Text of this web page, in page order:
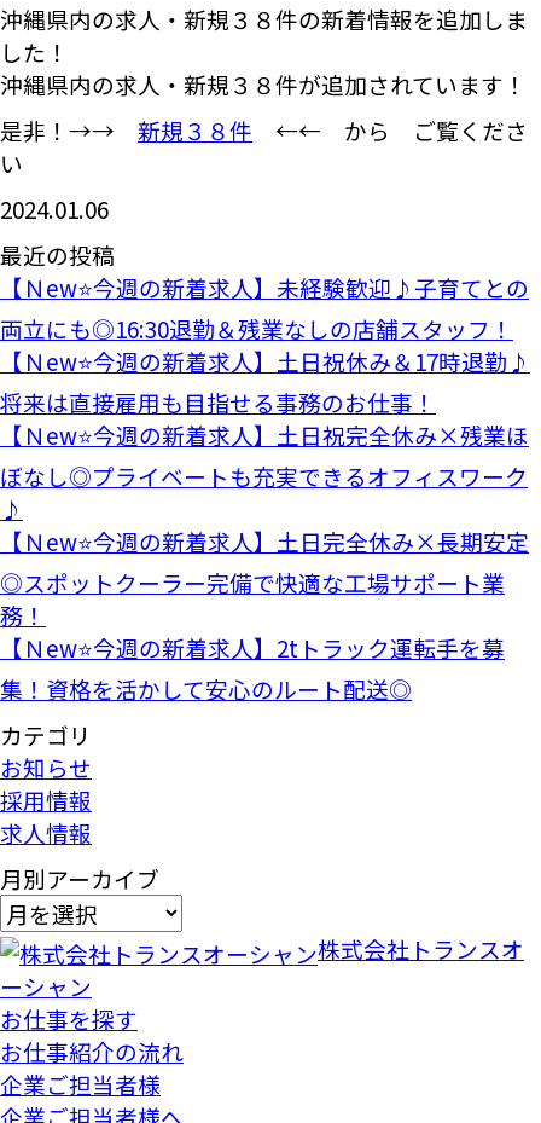
沖縄県内の求人・新規３８件の新着情報を追加しま
した！
沖縄県内の求人・新規３８件が追加されています！
是非！→→ 新規３８件 ←← から ご覧くださ
い
2024.01.06
最近の投稿
【Ｎew⭐今週の新着求人】未経験歓迎♪子育てとの
両立にも◎16:30退勤＆残業なしの店舗スタッフ！
【Ｎew⭐今週の新着求人】土日祝休み＆17時退勤♪
将来は直接雇用も目指せる事務のお仕事！
【Ｎew⭐今週の新着求人】土日祝完全休み×残業ほ
ぼなし◎プライベートも充実できるオフィスワーク
♪
【Ｎew⭐今週の新着求人】土日完全休み×長期安定
◎スポットクーラー完備で快適な工場サポート業
務！
【Ｎew⭐今週の新着求人】2tトラック運転手を募
集！資格を活かして安心のルート配送◎
カテゴリ
お知らせ
採用情報
求人情報
月別アーカイブ
株式会社トランスオ
ーシャン
お仕事を探す
お仕事紹介の流れ
企業ご担当者様
企業ご担当者様へ